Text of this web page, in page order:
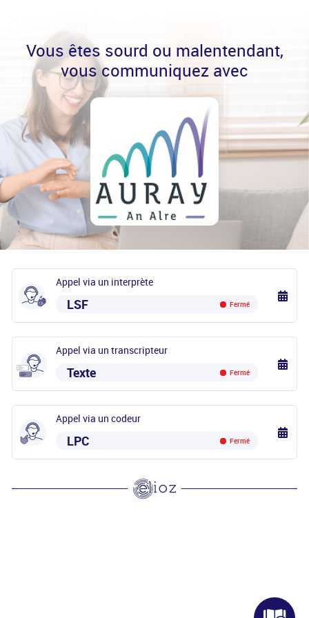
Vous êtes sourd ou malentendant,
vous communiquez avec
Appel via un interprète
LSF Fermé
Appel via un transcripteur
Texte Fermé
Appel via un codeur
LPC Fermé